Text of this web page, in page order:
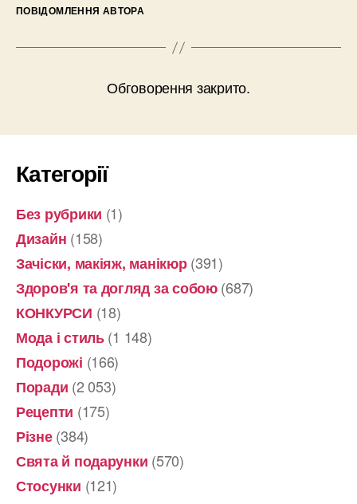
ПОВІДОМЛЕННЯ АВТОРА
Обговорення закрито.
Категорії
Без рубрики (1)
Дизайн (158)
Зачіски, макіяж, манікюр(391)
Здоров'я та догляд за собою(687)
КОНКУРСИ (18)
Мода і стиль(1 148)
Подорожі (166)
Поради (2 053)
Рецепти (175)
Різне(384)
Свята й подарунки (570)
Стосунки (121)